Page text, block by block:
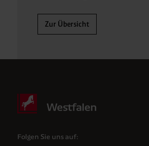
Zur Übersicht
Folgen Sie uns auf: